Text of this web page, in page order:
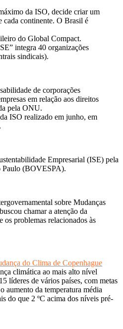
da ISO, decide criar um
cada continente. O Brasil é
do Global Compact.
integra 40 organizações
sindicais).
de corporações
em relação aos direitos
pela ONU.
ISO realizado em junho, em
Empresarial (ISE) pela
Paulo (BOVESPA).
sobre Mudanças
chamar a atenção da
os problemas relacionados às
do Clima de Copenhague
climática ao mais alto nível
líderes de vários países, com metas
aumento da temperatura média
do que 2 ºC acima dos níveis pré-